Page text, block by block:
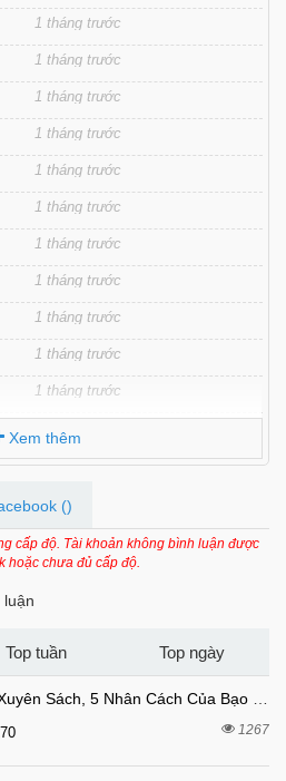
1 tháng trước
1 tháng trước
1 tháng trước
1 tháng trước
1 tháng trước
1 tháng trước
1 tháng trước
1 tháng trước
1 tháng trước
1 tháng trước
1 tháng trước
3 tháng trước
3 tháng trước
3 tháng trước
3 tháng trước
3 tháng trước
Xem thêm
()
cấp độ. Tài khoản không bình luận được
hoặc chưa đủ cấp độ.
luận
Top tuần Top ngày
1267